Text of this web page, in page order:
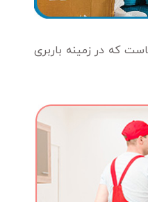
که در زمینه باربری